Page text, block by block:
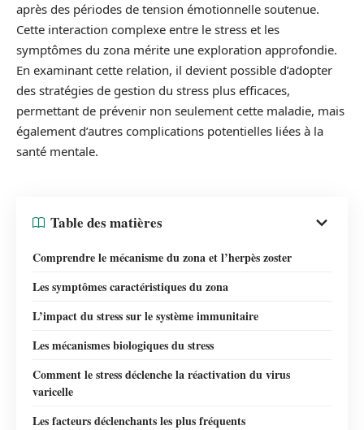
après des périodes de tension émotionnelle soutenue.
Cette interaction complexe entre le stress et les
symptômes du zona mérite une exploration approfondie.
En examinant cette relation, il devient possible d’adopter
des stratégies de gestion du stress plus efficaces,
permettant de prévenir non seulement cette maladie, mais
également d’autres complications potentielles liées à la
santé mentale.
Table des matières
Comprendre le mécanisme du zona et l’herpès zoster
Les symptômes caractéristiques du zona
L’impact du stress sur le système immunitaire
Les mécanismes biologiques du stress
Comment le stress déclenche la réactivation du virus
varicelle
Les facteurs déclenchants les plus fréquents